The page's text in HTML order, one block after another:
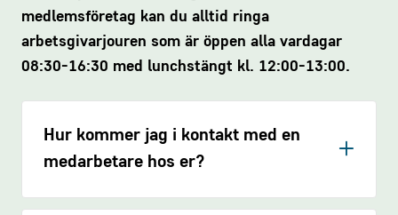
medlemsföretag kan du alltid ringa
arbetsgivarjouren som är öppen alla vardagar
08:30-16:30 med lunchstängt kl. 12:00-13:00.
Hur kommer jag i kontakt med en
medarbetare hos er?